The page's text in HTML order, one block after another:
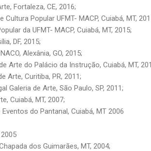
Fortaleza, CE, 2016;
Cultura Popular UFMT- MACP, Cuiabá, MT,
da UFMT- MACP, Cuiabá, MT, 2015;
DF, 2015;
Alexânia, GO, 2015;
de Arte do Palácio da Instrução, Cuiabá, MT,
Arte, Curitiba, PR, 2011;
Galeria de Arte, São Paulo, SP, 2011;
Cuiabá, MT, 2007;
do Pantanal, Cuiabá, MT 2006
dos Guimarães, MT, 2004;